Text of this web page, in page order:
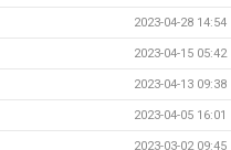
2023-04-28 14:54
2023-04-15 05:42
2023-04-13 09:38
2023-04-05 16:01
2023-03-02 09:45